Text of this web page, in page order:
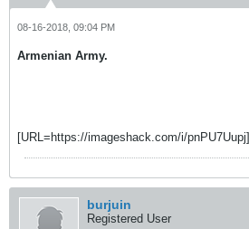
08-16-2018, 09:04 PM
Armenian Army.
[URL=https://imageshack.com/i/pnPU7Uupj]
burjuin
Registered User